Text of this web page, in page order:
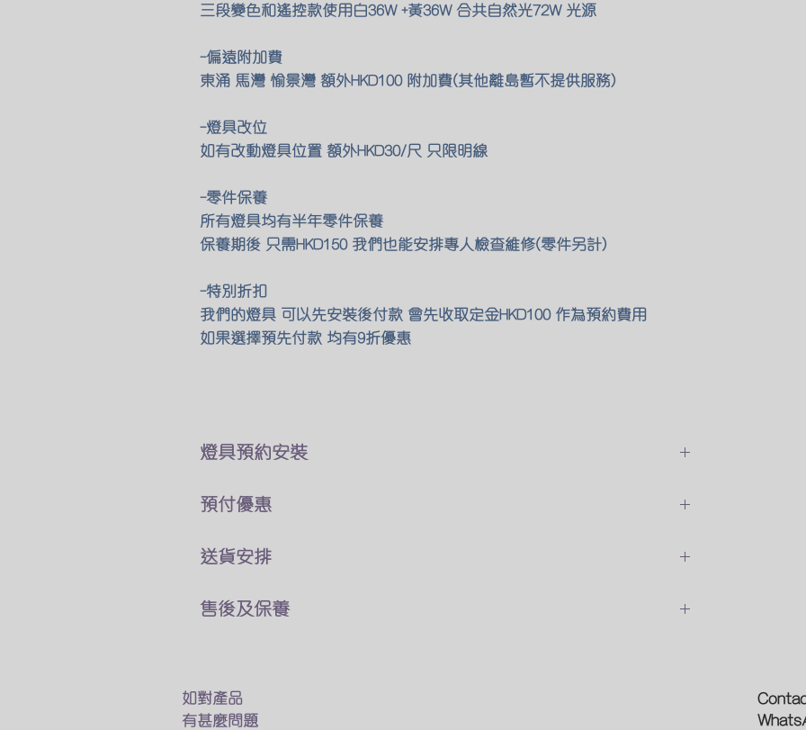
三段變色和遙控款使用白36W +黃36W 合共自然光72W 光源
-偏遠附加費
東涌 馬灣 愉景灣 額外HKD100 附加費(其他離島暫不提供服務)
-燈具改位
如有改動燈具位置 額外HKD30/尺 只限明線
-零件保養
所有燈具均有半年零件保養
保養期後 只需HKD150 我們也能安排專人檢查維修(零件另計)
-特別折扣
我們的燈具 可以先安裝後付款 會先收取定金HKD100 作為預約費用
如果選擇預先付款 均有9折優惠
​燈具預約安裝
價錢巳經包了折除舊燈 及原位安裝的費用
費用可於安裝後付現
如有其他疑問及特別安裝需求
​觀迎找我們的客戶服務業員討論
預付優惠
及預先付款兩種付款方式
預先付款可享有9折優惠
Payme
Wechat Pay
送貨安排
專人送貨上門 馬上進行安裝
我們的專業人員也會送貨上門
售後及保養
我們會有專人上門維修及更換
如對產品
有甚麼問題